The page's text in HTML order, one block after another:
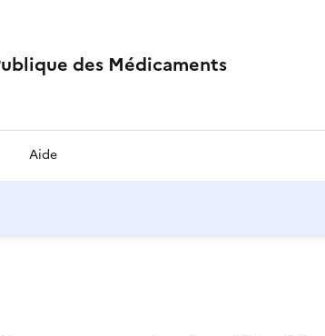
des Médicaments
Aide